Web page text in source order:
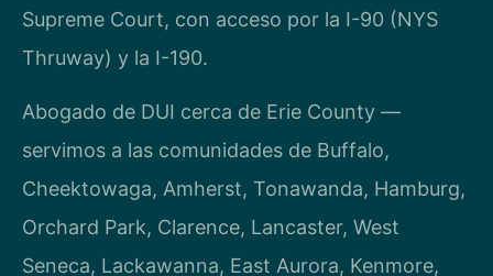
Supreme Court, con acceso por la I-90 (NYS
Thruway) y la I-190.
Abogado de DUI cerca de Erie County —
servimos a las comunidades de Buffalo,
Cheektowaga, Amherst, Tonawanda, Hamburg,
Orchard Park, Clarence, Lancaster, West
Seneca, Lackawanna, East Aurora, Kenmore,